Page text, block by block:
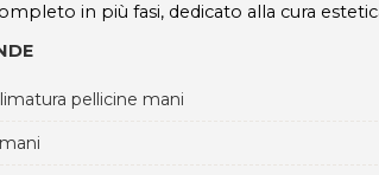
in più fasi, dedicato alla cura
pellicine mani